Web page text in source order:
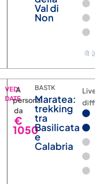
Val di
Non
VEDI
DATE
A
persona
da
€
1050
BASTK
Maratea:
trekking
tra
Basilicata
e
Calabria